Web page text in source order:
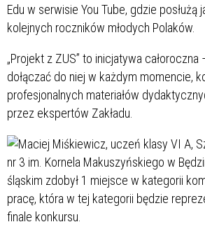
Edu w serwisie You Tube, gdzie posłużą
kolejnych roczników młodych Polaków.
„Projekt z ZUS” to inicjatywa całoroczna
dołączać do niej w każdym momencie,
profesjonalnych materiałów
przez ekspertów Zakładu.